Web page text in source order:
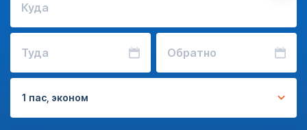
Куда
Туда Обратно
1 пас, эконом